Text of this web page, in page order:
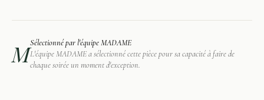
MSélectionné par l'équipe MADAME
L'équipe MADAME a sélectionné cette pièce pour sa capacité à faire de
chaque soirée un moment d'exception.